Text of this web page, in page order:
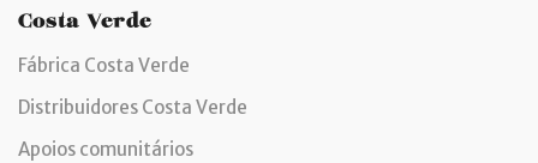
Costa Verde
Fábrica Costa Verde
Distribuidores Costa Verde
Apoios comunitários